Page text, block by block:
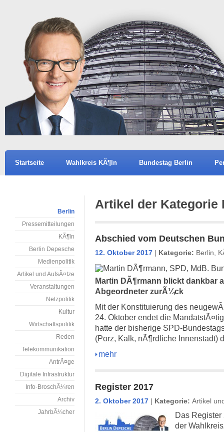
Startseite Wahlkreis KÃ¶ln Bundestag Berlin
Berlin
Pressemitteilungen
KÃ¶ln
Berlin Depesche
Medienpolitik
Artikel und AufsÃ¤tze
Veranstaltungen
Netzpolitik
Kultur
Wirtschaftspolitik
Reden
Telekommunikation
AntrÃ¤ge
Digitale Infrastruktur
Info-BroschÃ¼ren
Archiv
JahrbÃ¼cher
Artikel der Kategorie
Abschied vom Deutschen
12. Oktober 2017 | Kategorie: Berlin
Martin DÃ¶rmann blickt dankbar
Abgeordneter zurÃ¼ck
Mit der Konstituierung des
24. Oktober endet die
hatte der bisherige SPD-
(Porz, Kalk, nÃ¶rdliche Innenstadt)
mehr
Register 2017
2. Oktober 2017 | Kategorie: Artikel
Das
der